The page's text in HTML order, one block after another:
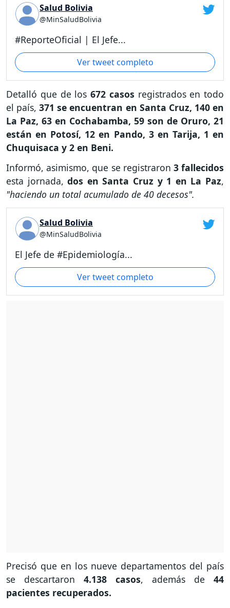
Salud Bolivia
@MinSaludBolivia
#ReporteOficial | El Jefe...
Ver tweet completo
Detalló que de los 672 casos registrados en todo
el país,371 se encuentran en Santa Cruz, 140 en
La Paz, 63 en Cochabamba, 59 son de Oruro, 21
están en Potosí, 12 en Pando, 3 en Tarija, 1 en
Chuquisaca y 2 en Beni.
Informó, asimismo, que se registraron 3 fallecidos
esta jornada,dos en Santa Cruz y 1 en La Paz,
"haciendo un total acumulado de 40 decesos".
Salud Bolivia
@MinSaludBolivia
El Jefe de #Epidemiología...
Ver tweet completo
Precisó que en los nueve departamentos del país
se descartaron 4.138 casos, además de 44
pacientes recuperados.